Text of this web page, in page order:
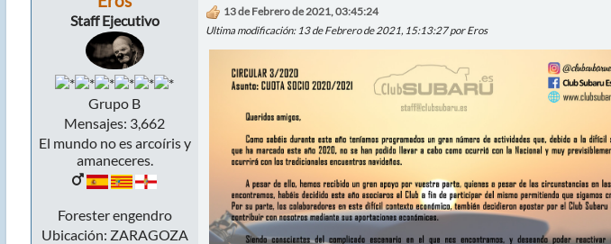
Staff Ejecutivo
Grupo B
Mensajes: 3,662
El mundo no es arcoíris y
amaneceres.
Forester engendro
Ubicación: ZARAGOZA
13 de Febrero de 2021, 03:45:24
Ultima modificación: 13 de Febrero de 2021, 15:13:27 por Eros